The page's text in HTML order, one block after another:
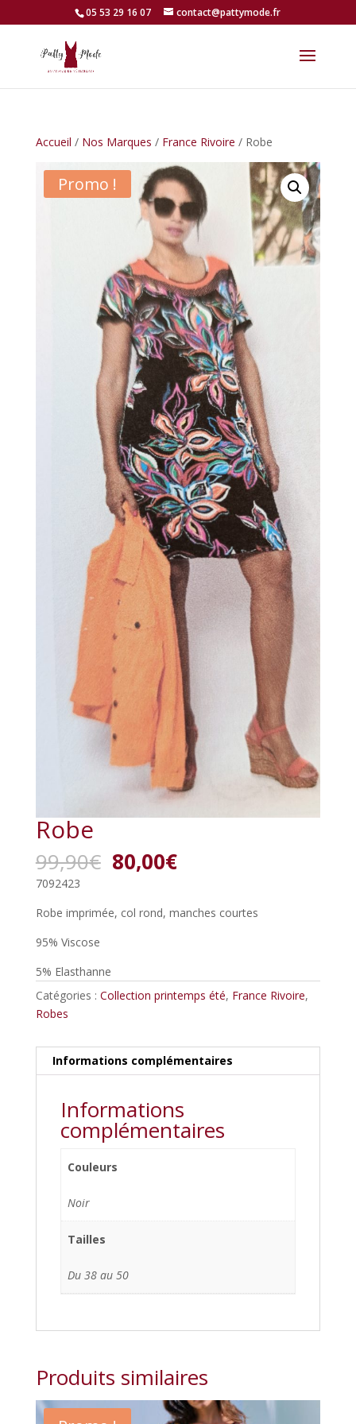
05 53 29 16 07 contact@pattymode.fr
Accueil / Nos Marques / France Rivoire / Robe
Promo !
Robe
99,90€ Le
prix
était :
80,00€Le
prix
est :
7092423
Robe imprimée, col rond, manches courtes
95% Viscose
5% Elasthanne
Catégories : Collection printemps été, France Rivoire,
Robes
Informations complémentaires
Informations
complémentaires
Couleurs
Noir
Tailles
Du 38 au 50
Produits similaires